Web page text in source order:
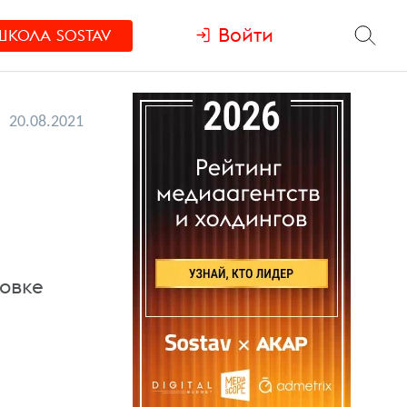
SOSTAV Войти
20.08.2021